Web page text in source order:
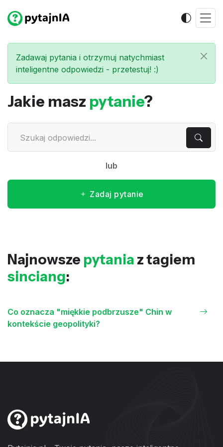
Zadawaj pytania i otrzymuj natychmiast
inteligentne odpowiedzi - przetestuj! :)
Jakie masz pytanie?
lub
Zadaj pytanie
Najnowsze pytania z tagiem
sinciang:
Co oznacza "miękkie podbrzusze" Chin w
kontekście geopolityki?